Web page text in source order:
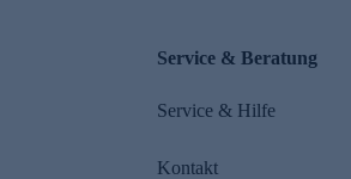
Service & Beratung
Service & Hilfe
Kontakt